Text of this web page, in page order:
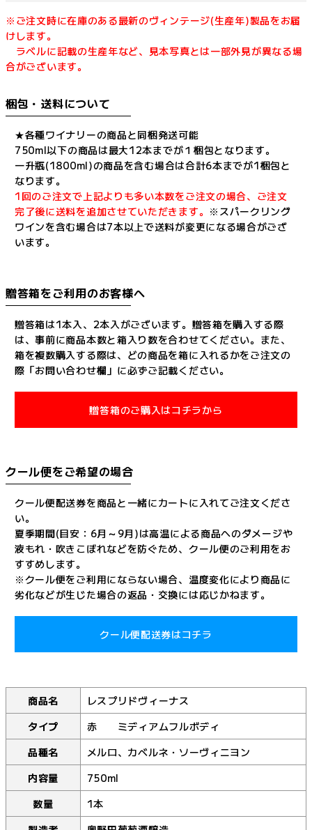
※ご注文時に在庫のある最新のヴィンテージ(生産年)製品をお届
けします。
ラベルに記載の生産年など、見本写真とは一部外見が異なる場
合がございます。
梱包・送料について
★各種ワイナリーの商品と同梱発送可能
750ml以下の商品は最大12本までが１梱包となります。
一升瓶(1800ml)の商品を含む場合は合計6本までが1梱包と
なります。
1回のご注文で上記よりも多い本数をご注文の場合、ご注文
完了後に送料を追加させていただきます。 ※スパークリング
ワインを含む場合は7本以上で送料が変更になる場合がござ
います。
贈答箱をご利用のお客様へ
贈答箱は1本入、2本入がございます。贈答箱を購入する際
は、事前に商品本数と箱入り数を合わせてください。また、
箱を複数購入する際は、どの商品を箱に入れるかをご注文の
際「お問い合わせ欄」に必ずご記載ください。
贈答箱のご購入はコチラから
クール便をご希望の場合
クール便配送券を商品と一緒にカートに入れてご注文くださ
い。
夏季期間(目安：6月～9月)は高温による商品へのダメージや
液もれ・吹きこぼれなどを防ぐため、クール便のご利用をお
すすめします。
※クール便をご利用にならない場合、温度変化により商品に
劣化などが生じた場合の返品・交換には応じかねます。
クール便配送券はコチラ
商品名
レスプリドヴィーナス
タイプ
赤 ミディアムフルボディ
品種名
メルロ、カベルネ・ソーヴィニヨン
内容量
750ml
数量
1本